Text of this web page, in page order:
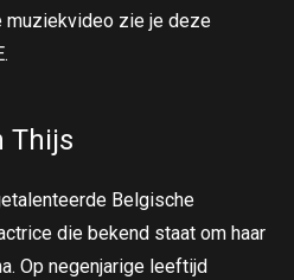
zie je deze
Thijs
Belgische
die bekend staat om haar
Op negenjarige leeftijd